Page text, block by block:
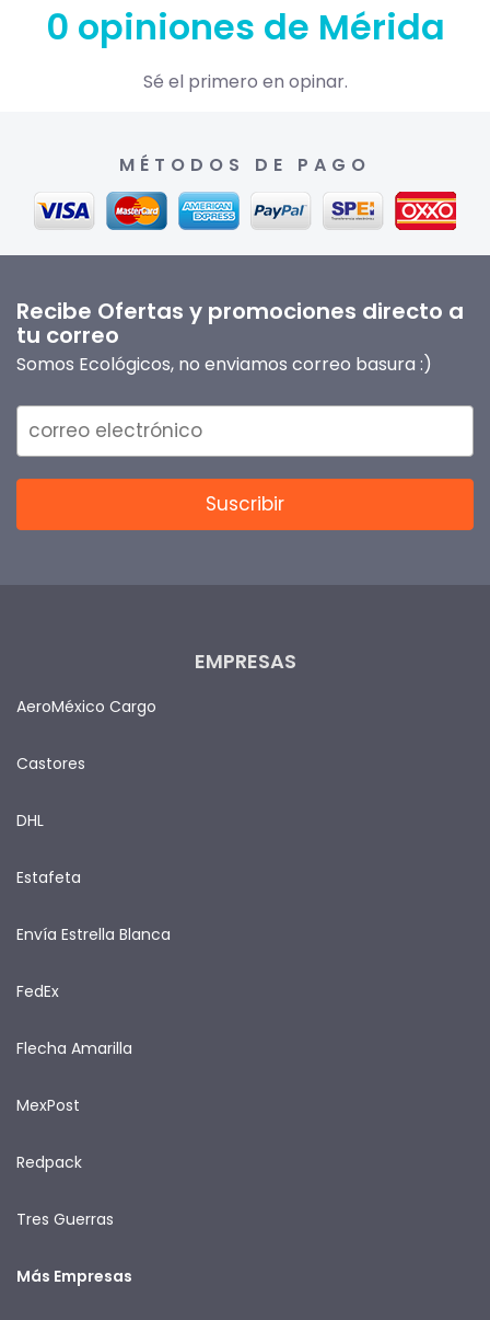
0 opiniones de Mérida
Sé el primero en opinar.
MÉTODOS DE PAGO
Recibe Ofertas y promociones directo a
tu correo
Somos Ecológicos, no enviamos correo basura :)
EMPRESAS
AeroMéxico Cargo
Castores
DHL
Estafeta
Envía Estrella Blanca
FedEx
Flecha Amarilla
MexPost
Redpack
Tres Guerras
Más Empresas